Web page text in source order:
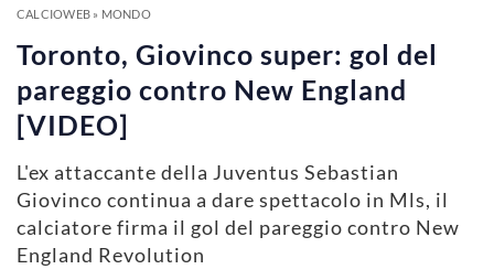
CALCIOWEB» MONDO
Toronto, Giovinco super: gol del
pareggio contro New England
[VIDEO]
L'ex attaccante della Juventus Sebastian
Giovinco continua a dare spettacolo in Mls, il
calciatore firma il gol del pareggio contro New
England Revolution